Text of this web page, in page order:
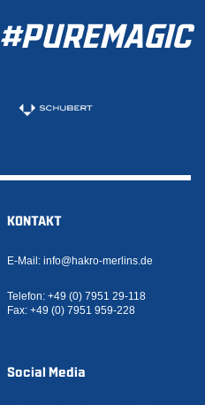
#PUREMAGIC
KONTAKT
E-Mail: info@hakro-merlins.de
Telefon: +49 (0) 7951 29-118
Fax: +49 (0) 7951 959-228
Social Media